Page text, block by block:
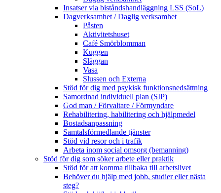
Insatser via biståndshandläggning LSS (SoL)
Dagverksamhet / Daglig verksamhet
Påsten
Aktivitetshuset
Café Smörblomman
Kuggen
Släggan
Vasa
Slussen och Externa
Stöd för dig med psykisk funktionsnedsättning
Samordnad individuell plan (SIP)
God man / Förvaltare / Förmyndare
Rehabilitering, habilitering och hjälpmedel
Bostadsanpassning
Samtalsförmedlande tjänster
Stöd vid resor och i trafik
Arbeta inom social omsorg (bemanning)
Stöd för dig som söker arbete eller praktik
Stöd för att komma tillbaka till arbetslivet
Behöver du hjälp med jobb, studier eller nästa
steg?